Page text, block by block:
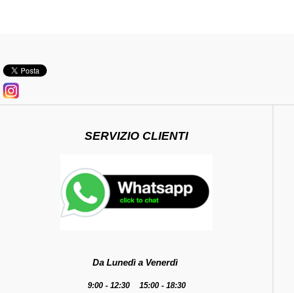
SERVIZIO CLIENTI
Da Lunedì a Venerdì
9:00 - 12:30 15:00 - 18:30